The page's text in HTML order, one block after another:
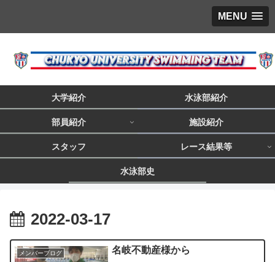
MENU
大学紹介 水泳部紹介
部員紹介 施設紹介
スタッフ レース結果等
水泳部史
2022-03-17
メンバーブログ 名岐不動産様から